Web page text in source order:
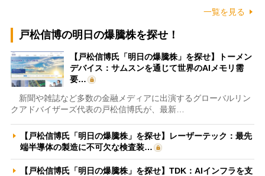
一覧を見る
戸松信博の明日の爆騰株を探せ！
【戸松信博氏「明日の爆騰株」を探せ】トーメン
デバイス：サムスンを通じて世界のAIメモリ需
要…
新聞や雑誌など多数の金融メディアに出演するグローバルリン
クアドバイザーズ代表の戸松信博氏が、最新…
【戸松信博氏「明日の爆騰株」を探せ】レーザーテック：最先
端半導体の製造に不可欠な検査装…
【戸松信博氏「明日の爆騰株」を探せ】TDK：AIインフラを支